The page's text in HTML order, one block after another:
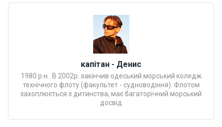
капітан - Денис
1980 р.н.. В 2002р. закінчив одеський морський коледж
технічного флоту (факультет - судноводіння). Флотом
захоплюється з дитинства, має багаторічний морський
досвід
відпочи
кати
и